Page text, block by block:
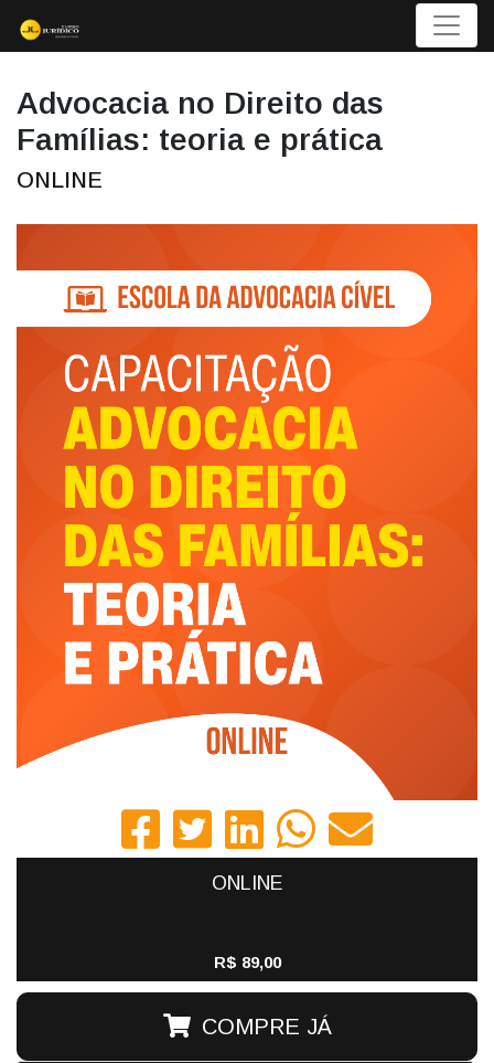
Menu
Advocacia no Direito das
Famílias: teoria e prática
ONLINE
ONLINE
R$ 89,00
COMPRE JÁ